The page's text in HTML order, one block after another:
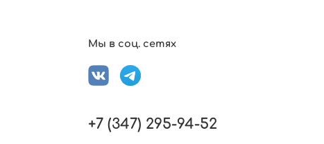
Мы в соц. сетях
+7 (347) 295-94-52